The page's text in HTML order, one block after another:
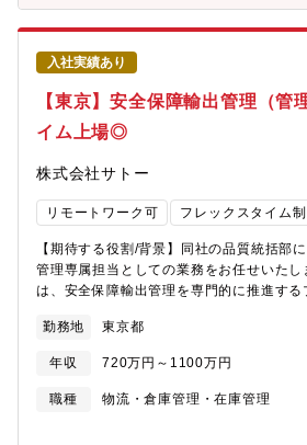
上・仕入計上全般、在庫管理などの業務お
関係しているため、輸出通関や輸出規制
ただきます。【企業の魅力】 売上高2兆
6,177億円（28.0%）と過去最高を達成（
上記の高い利益率は世界トップの技術力で
うサイクルが回っている事が要因です。
原価低減活動4. 取引先の分析・評価、サ
ト5. 調達発注業務（取引先への見積引き
図書作成等の発注業務）※管理職採用とな
ン部品は参入障壁が高く、品質要件が厳し
可能なサプライヤーは限定されています
パワーの強い国内外の大手競合企業に負け
安定供給することができるかということが
あるエンジン生産・MROビジネスも更な
調達額も増加傾向にあり、規模の大きいか
業務に携わっていただきます。【ポジショ
です。また、防衛省が使用する航空機の
の主契約者となり、エンジンの開発、製造
ンジンの整備にも取り組む、アジアにおけ
テナンスセンターとして高い評価を得てい
ます。【働き方】・月平均残業25時間程
可能な環境です。・リモートワークは週1
ります。・出張は国内１～２回／月，海
入社実績あり
【東京】安全保障輸出管理（管
イム上場◎
株式会社サトー
リモートワーク可 フレックスタイム
【期待する役割/背景】同社の品質統括部
管理専属担当としての業務をお任せいたし
は、安全保障輸出管理を専門的に推進する
サトーは世界27の国・地域に拠点を持ち
業を展開しています。このグローバル事業
障輸出管理体制の強化を進めています。法
現場とも対話し、「法令遵守」と「事業拡
が発展途上のため、大きな裁量を持ってル
勤務地 東京都
年収 720万円～1100万円
職種
物流・倉庫管理・在庫管理